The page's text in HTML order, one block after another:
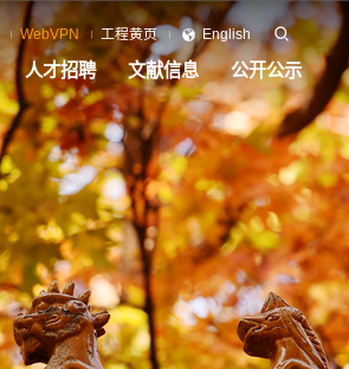
WebVPN 工程黄页 English
人才招聘 文献信息 公开公示